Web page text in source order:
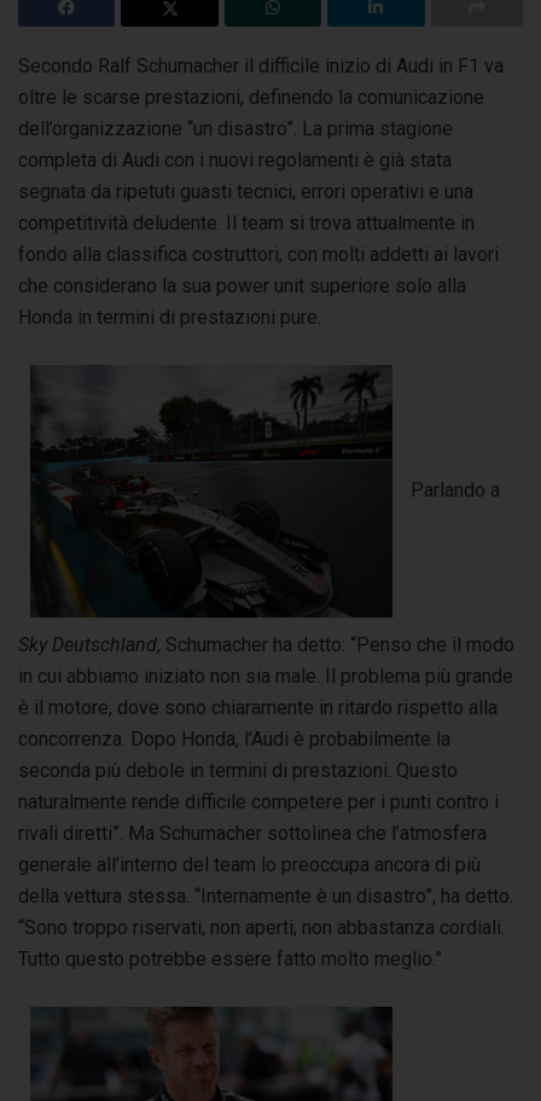
Secondo Ralf Schumacher il difficile inizio di Audi in F1 va
oltre le scarse prestazioni, definendo la comunicazione
dell’organizzazione “un disastro”. La prima stagione
completa di Audi con i nuovi regolamenti è già stata
segnata da ripetuti guasti tecnici, errori operativi e una
competitività deludente. Il team si trova attualmente in
fondo alla classifica costruttori, con molti addetti ai lavori
che considerano la sua power unit superiore solo alla
Honda in termini di prestazioni pure.
Parlando a
Sky Deutschland, Schumacher ha detto: “Penso che il modo
in cui abbiamo iniziato non sia male. Il problema più grande
è il motore, dove sono chiaramente in ritardo rispetto alla
concorrenza. Dopo Honda, l’Audi è probabilmente la
seconda più debole in termini di prestazioni. Questo
naturalmente rende difficile competere per i punti contro i
rivali diretti”. Ma Schumacher sottolinea che l’atmosfera
generale all’interno del team lo preoccupa ancora di più
della vettura stessa. “Internamente è un disastro”, ha detto.
“Sono troppo riservati, non aperti, non abbastanza cordiali.
Tutto questo potrebbe essere fatto molto meglio.”